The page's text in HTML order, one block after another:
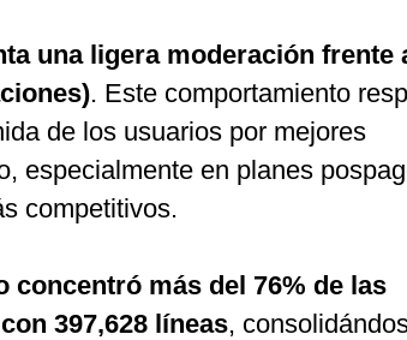
una ligera moderación frente
. Este comportamiento
de los usuarios por mejores
especialmente en planes
competitivos.
concentró más del 76% de las
397,628 líneas,